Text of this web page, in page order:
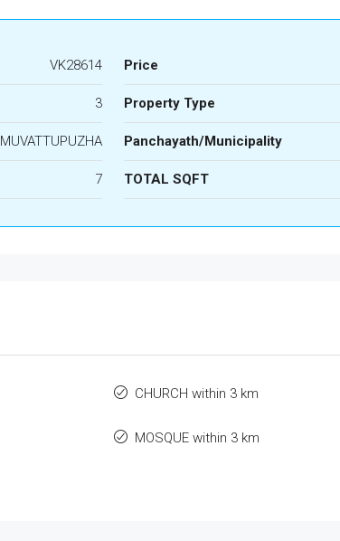
VK28614 Price
3 Property Type
MUVATTUPUZHA Panchayath/Municipality
7 TOTAL SQFT
CHURCH within 3 km
MOSQUE within 3 km